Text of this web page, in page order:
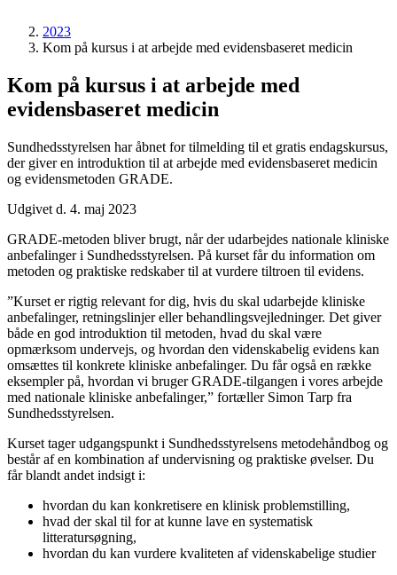
2023
Kom på kursus i at arbejde med evidensbaseret medicin
Kom på kursus i at arbejde med
evidensbaseret medicin
Sundhedsstyrelsen har åbnet for tilmelding til et gratis endagskursus,
der giver en introduktion til at arbejde med evidensbaseret medicin
og evidensmetoden GRADE.
Udgivet d. 4. maj 2023
GRADE-metoden bliver brugt, når der udarbejdes nationale kliniske
anbefalinger i Sundhedsstyrelsen. På kurset får du information om
metoden og praktiske redskaber til at vurdere tiltroen til evidens.
”Kurset er rigtig relevant for dig, hvis du skal udarbejde kliniske
anbefalinger, retningslinjer eller behandlingsvejledninger. Det giver
både en god introduktion til metoden, hvad du skal være
opmærksom undervejs, og hvordan den videnskabelig evidens kan
omsættes til konkrete kliniske anbefalinger. Du får også en række
eksempler på, hvordan vi bruger GRADE-tilgangen i vores arbejde
med nationale kliniske anbefalinger,” fortæller Simon Tarp fra
Sundhedsstyrelsen.
Kurset tager udgangspunkt i Sundhedsstyrelsens metodehåndbog og
består af en kombination af undervisning og praktiske øvelser. Du
får blandt andet indsigt i:
hvordan du kan konkretisere en klinisk problemstilling,
hvad der skal til for at kunne lave en systematisk
litteratursøgning,
hvordan du kan vurdere kvaliteten af videnskabelige studier